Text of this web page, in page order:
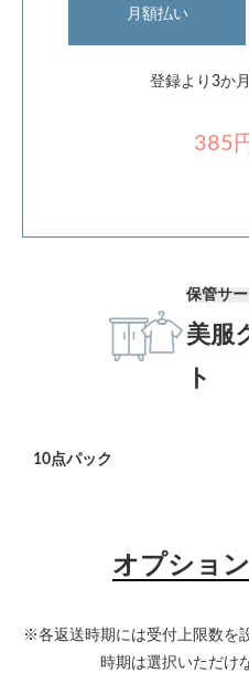
月額払い
登録より3か
385
保管サ
美服
ト
10点パック
オプショ
※各返送時期には受付上限数を
時期は選択いただけ